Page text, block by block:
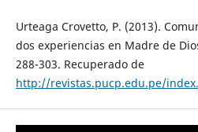
Urteaga Crovetto, P. (2013).
dos experiencias en Madre de
288-303. Recuperado de
http://revistas.pucp.edu.pe/